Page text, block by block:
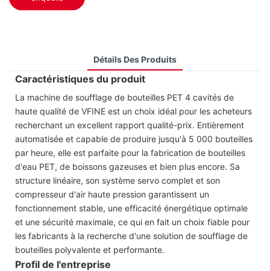
Détails Des Produits
Caractéristiques du produit
La machine de soufflage de bouteilles PET 4 cavités de
haute qualité de VFINE est un choix idéal pour les acheteurs
recherchant un excellent rapport qualité-prix. Entièrement
automatisée et capable de produire jusqu'à 5 000 bouteilles
par heure, elle est parfaite pour la fabrication de bouteilles
d'eau PET, de boissons gazeuses et bien plus encore. Sa
structure linéaire, son système servo complet et son
compresseur d'air haute pression garantissent un
fonctionnement stable, une efficacité énergétique optimale
et une sécurité maximale, ce qui en fait un choix fiable pour
les fabricants à la recherche d'une solution de soufflage de
bouteilles polyvalente et performante.
Profil de l'entreprise